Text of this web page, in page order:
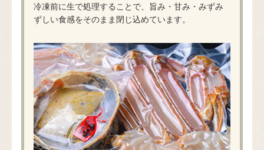
冷凍前に生で処理することで、旨み・甘み・みずみ
ずしい食感をそのまま閉じ込めています。